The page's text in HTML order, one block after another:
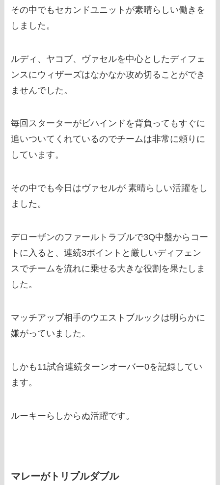
その中でもセカンドユニットが素晴らしい働きを
しました。
ルディ、ヤコブ、ヴァセルを中心としたディフェ
ンスにウィザーズはなかなか攻め切ることができ
ませんでした。
毎回スターターがビハインドを背負ってもすぐに
追いついてくれているのでチームは非常に頼りに
しています。
その中でも今日はヴァセルが 素晴らしい活躍をし
ました。
デローザンのファールトラブルで3Q中盤からコー
トに入ると、連続3ポイントと厳しいディフェン
スでチームを流れに乗せる大きな役割を果たしま
した。
マッチアップ相手のウエストブルックは明らかに
嫌がっていました。
しかも11試合連続ターンオーバー0を記録してい
ます。
ルーキーらしからぬ活躍です。
マレーがトリプルダブル